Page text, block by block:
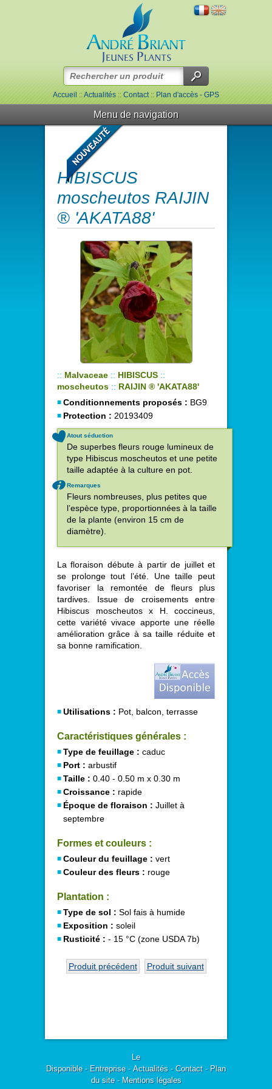
Accueil::Actualités::Contact::Plan d'accès - GPS
Menu de navigation
HIBISCUS
moscheutos RAIJIN
® 'AKATA88'
:: Malvaceae :: HIBISCUS ::
moscheutos :: RAIJIN ® 'AKATA88'
Conditionnements proposés : BG9
Protection : 20193409
Atout séduction
De superbes fleurs rouge lumineux de
type Hibiscus moscheutos et une petite
taille adaptée à la culture en pot.
Remarques
Fleurs nombreuses, plus petites que
l’espèce type, proportionnées à la taille
de la plante (environ 15 cm de
diamètre).
La floraison débute à partir de juillet et
se prolonge tout l’été. Une taille peut
favoriser la remontée de fleurs plus
tardives. Issue de croisements entre
Hibiscus moscheutos x H. coccineus,
cette variété vivace apporte une réelle
amélioration grâce à sa taille réduite et
sa bonne ramification.
Utilisations : Pot, balcon, terrasse
Caractéristiques générales :
Type de feuillage : caduc
Port : arbustif
Taille : 0.40 - 0.50 m x 0.30 m
Croissance : rapide
Époque de floraison : Juillet à
septembre
Formes et couleurs :
Couleur du feuillage : vert
Couleur des fleurs : rouge
Plantation :
Type de sol : Sol fais à humide
Exposition : soleil
Rusticité : - 15 °C (zone USDA 7b)
Produit précédent Produit suivant
Le
Disponible- Entreprise- Actualités - Contact- Plan
du site- Mentions légales